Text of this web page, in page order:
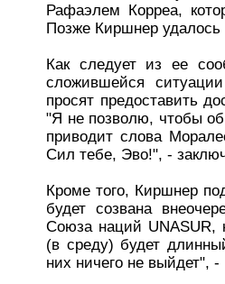
Рафаэлем Корреа,
Позже Киршнер
Как следует из ее
сложившейся
просят предоставить
"Я не позволю, чтобы
приводит слова
Сил тебе, Эво!", -
Кроме того, Киршнер
будет созвана
Союза наций UNASUR,
(в среду) будет
них ничего не выйдет", -